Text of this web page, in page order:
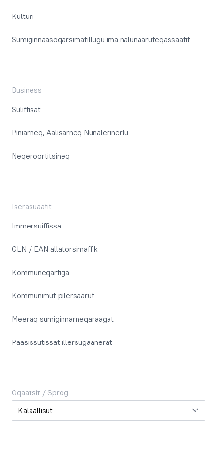
Kulturi
Sumiginnaasoqarsimatillugu ima nalunaaruteqassaatit
Business
Suliffisat
Piniarneq, Aalisarneq Nunalerinerlu
Neqeroortitsineq
Iserasuaatit
Immersuiffissat
GLN / EAN allatorsimaffik
Kommuneqarfiga
Kommunimut pilersaarut
Meeraq sumiginnarneqaraagat
Paasissutissat illersugaanerat
Oqaatsit / Sprog
Oqaatsit / Sprog